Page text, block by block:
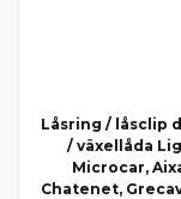
Låsring / låsclip
/ växellåda
Microcar,
Chatenet,